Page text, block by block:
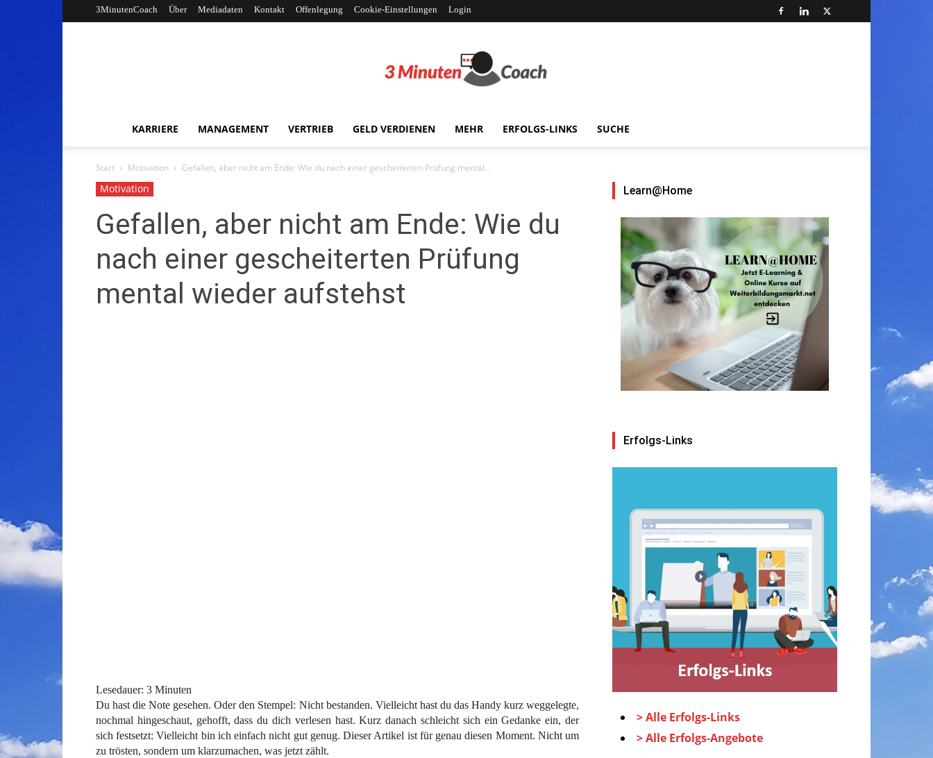
3MinutenCoach Über Mediadaten Kontakt Offenlegung Cookie-Einstellungen Login
KARRIERE MANAGEMENT VERTRIEB GELD VERDIENEN MEHR ERFOLGS-LINKS SUCHE
Start Motivation Gefallen, aber nicht am Ende: Wie du nach einer gescheiterten Prüfung mental...
Motivation
Gefallen, aber nicht am Ende: Wie du
nach einer gescheiterten Prüfung
mental wieder aufstehst
Lesedauer: 3 Minuten
Du hast die Note gesehen. Oder den Stempel: Nicht bestanden. Vielleicht hast du das Handy kurz weggelegte,
nochmal hingeschaut, gehofft, dass du dich verlesen hast. Kurz danach schleicht sich ein Gedanke ein, der
sich festsetzt: Vielleicht bin ich einfach nicht gut genug. Dieser Artikel ist für genau diesen Moment. Nicht um
zu trösten, sondern um klarzumachen, was jetzt zählt.
Learn@Home
Erfolgs-Links
> Alle Erfolgs-Links
> Alle Erfolgs-Angebote